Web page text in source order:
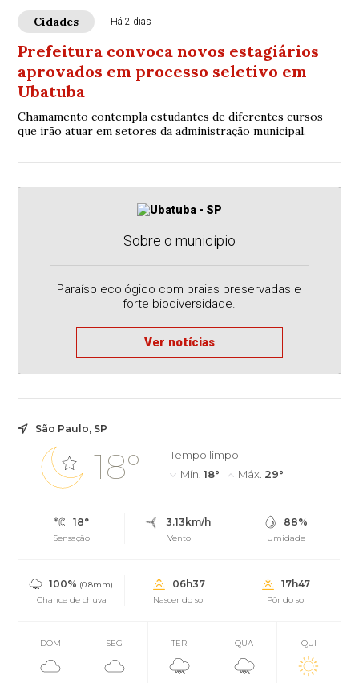
Cidades Há 2 dias
Prefeitura convoca novos estagiários
aprovados em processo seletivo em
Ubatuba
Chamamento contempla estudantes de diferentes cursos
que irão atuar em setores da administração municipal.
Sobre o município
Paraíso ecológico com praias preservadas e
forte biodiversidade.
Ver notícias
São Paulo, SP
18°
Tempo limpo
Mín. 18° Máx. 29°
18°
Sensação
3.13km/h
Vento
88%
Umidade
100% (0.8mm)
Chance de chuva
06h37
Nascer do sol
17h47
Pôr do sol
DOM SEG TER QUA QUI